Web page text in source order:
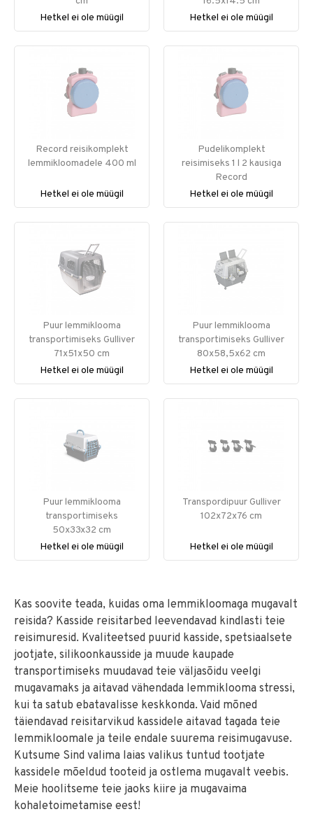
Hetkel ei ole müügil
Hetkel ei ole müügil
Record reisikomplekt
lemmikloomadele 400 ml
Hetkel ei ole müügil
Pudelikomplekt
reisimiseks 1 l 2 kausiga
Record
Hetkel ei ole müügil
Puur lemmiklooma
transportimiseks Gulliver
71x51x50 cm
Hetkel ei ole müügil
Puur lemmiklooma
transportimiseks Gulliver
80x58,5x62 cm
Hetkel ei ole müügil
Puur lemmiklooma
transportimiseks
50x33x32 cm
Hetkel ei ole müügil
Transpordipuur Gulliver
102x72x76 cm
Hetkel ei ole müügil
Kas soovite teada, kuidas oma lemmikloomaga mugavalt
reisida? Kasside reisitarbed leevendavad kindlasti teie
reisimuresid. Kvaliteetsed puurid kasside, spetsiaalsete
jootjate, silikoonkausside ja muude kaupade
transportimiseks muudavad teie väljasõidu veelgi
mugavamaks ja aitavad vähendada lemmiklooma stressi,
kui ta satub ebatavalisse keskkonda. Vaid mõned
täiendavad reisitarvikud kassidele aitavad tagada teie
lemmikloomale ja teile endale suurema reisimugavuse.
Kutsume Sind valima laias valikus tuntud tootjate
kassidele mõeldud tooteid ja ostlema mugavalt veebis.
Meie hoolitseme teie jaoks kiire ja mugavaima
kohaletoimetamise eest!